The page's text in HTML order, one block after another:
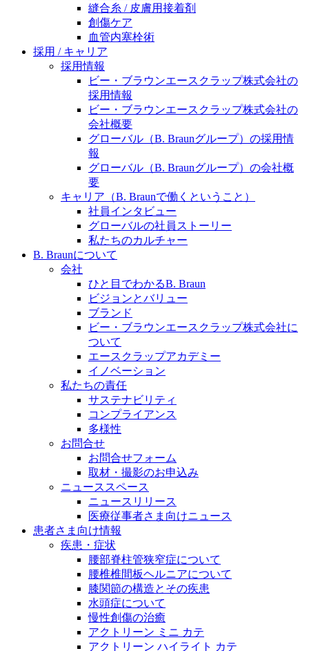
販売代理店さま向け情報​
お問合せ先、価格情報、E-Shopのご案内など販売店さ
ま向けの情報スペースです。
水頭症について
「水頭症」とはどのような疾患なのでしょう。成人に
多い水頭症と、小児に多い水頭症の特徴と症状、検査
や治療法など「水頭症」の概要を知っていただくこと
ができます。
エースクラップアカデミー
医療に携わるあらゆる方々に、学びと情報共有の場を
提供していくことを目指します。
お問合せフォームより、ご質問をお送りください。
縫合糸 / 皮膚用接着剤
創傷ケア
血管内塞栓術
採用 / キャリア
採用情報
ビー・ブラウンエースクラップ株式会社の
採用情報
ビー・ブラウンエースクラップ株式会社の
会社概要
グローバル（B. Braunグループ）の採用情
報
グローバル（B. Braunグループ）の会社概
要
キャリア（B. Braunで働くということ）
社員インタビュー
グローバルの社員ストーリー
私たちのカルチャー
B. Braunについて
会社
ひと目でわかるB. Braun
ビジョンとバリュー
ブランド
ビー・ブラウンエースクラップ株式会社に
ついて
エースクラップアカデミー
イノベーション
私たちの責任
サステナビリティ
コンプライアンス
多様性
お問合せ
お問合せフォーム
取材・撮影のお申込み
ニューススペース
ニュースリリース
医療従事者さま向けニュース
患者さま向け情報
疾患・症状
腰部脊柱管狭窄症について
腰椎椎間板ヘルニアについて
膝関節の構造とその疾患
水頭症について
慢性創傷の治癒
アクトリーン ミニ カテ
アクトリーン ハイライト カテ